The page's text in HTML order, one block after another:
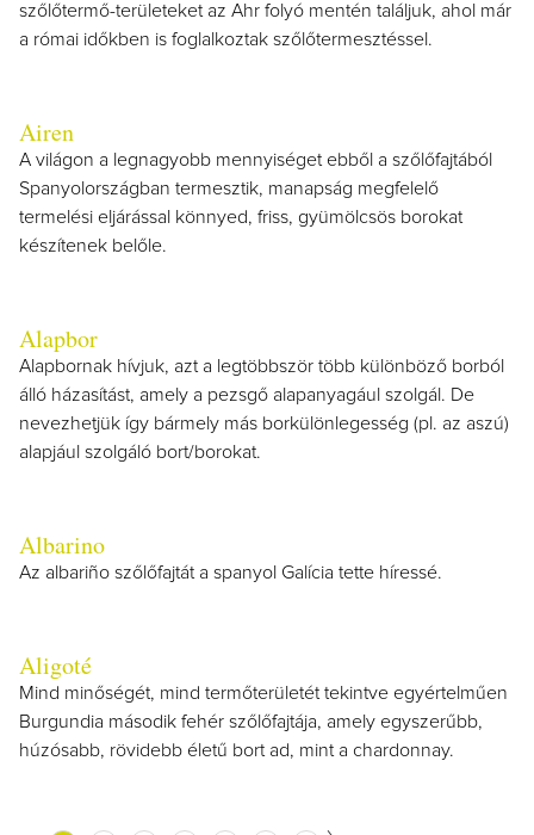
szőlőtermő-területeket az Ahr folyó mentén találjuk, ahol már
a római időkben is foglalkoztak szőlőtermesztéssel.
Airen
A világon a legnagyobb mennyiséget ebből a szőlőfajtából
Spanyolországban termesztik, manapság megfelelő
termelési eljárással könnyed, friss, gyümölcsös borokat
készítenek belőle.
Alapbor
Alapbornak hívjuk, azt a legtöbbször több különböző borból
álló házasítást, amely a pezsgő alapanyagául szolgál. De
nevezhetjük így bármely más borkülönlegesség (pl. az aszú)
alapjául szolgáló bort/borokat.
Albarino
Az albariño szőlőfajtát a spanyol Galícia tette híressé.
Aligoté
Mind minőségét, mind termőterületét tekintve egyértelműen
Burgundia második fehér szőlőfajtája, amely egyszerűbb,
húzósabb, rövidebb életű bort ad, mint a chardonnay.